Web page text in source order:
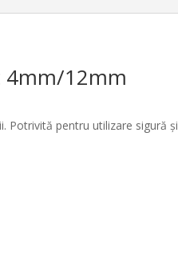
4mm/12mm
Potrivită pentru utilizare sigură și